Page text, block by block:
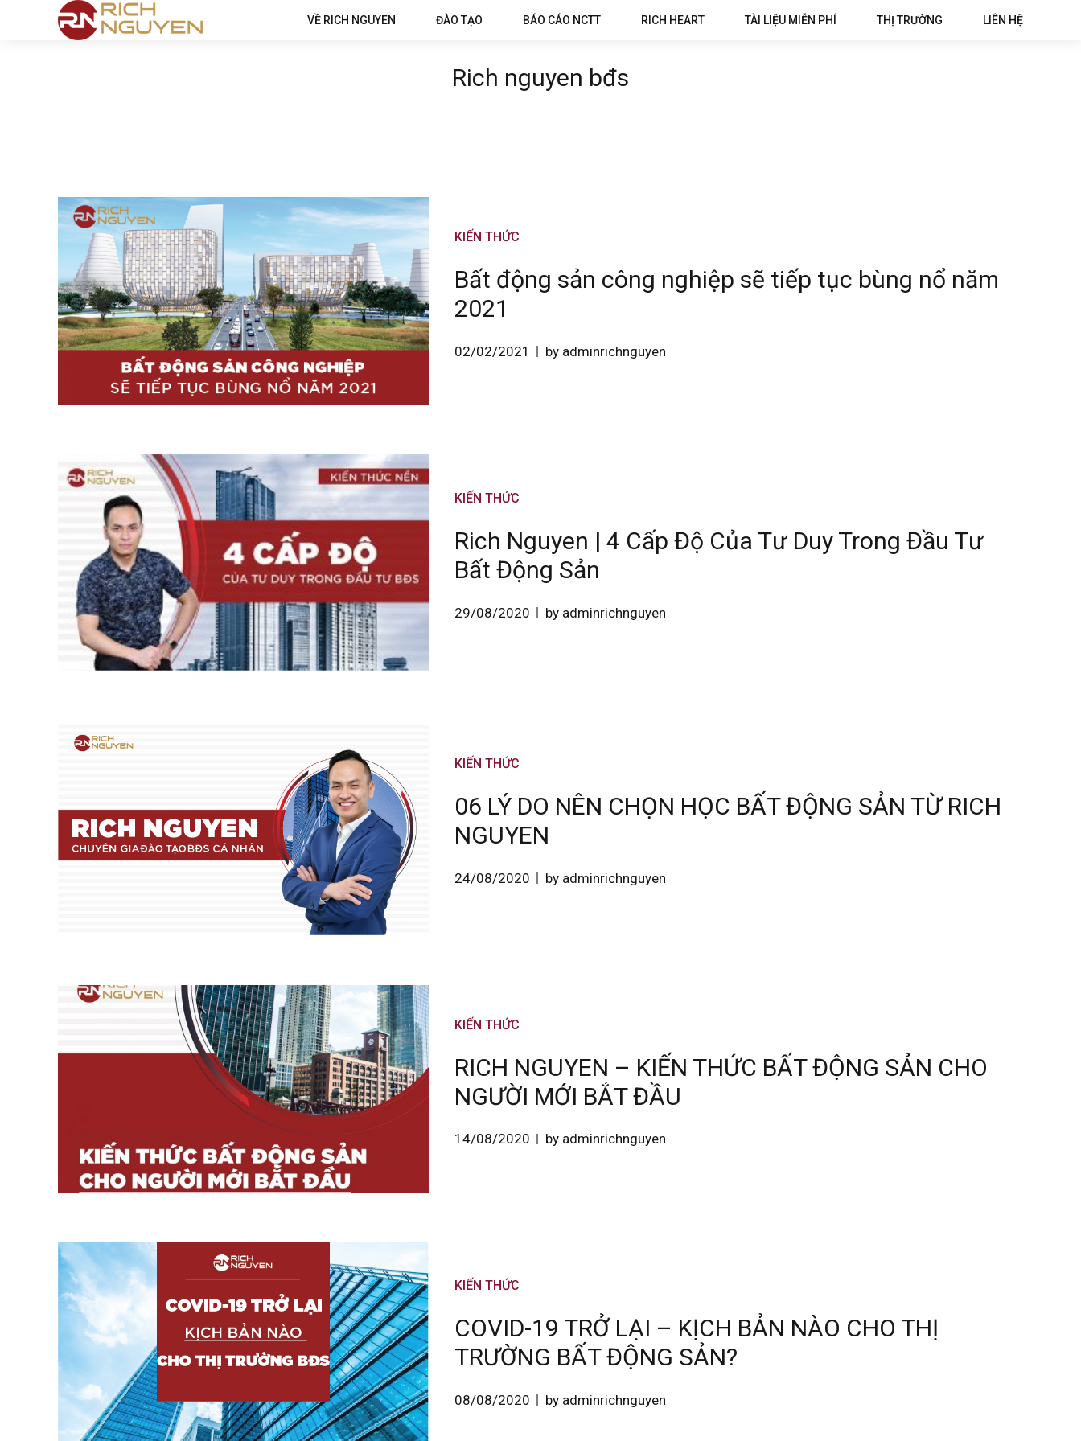
VỀ RICH NGUYEN ĐÀO TẠO BÁO CÁO NCTT RICH HEART TÀI LIỆU MIỄN PHÍ THỊ TRƯỜNG LIÊN HỆ
Rich nguyen bđs
KIẾN THỨC
Bất động sản công nghiệp sẽ tiếp tục bùng nổ năm
2021
02/02/2021 by adminrichnguyen
KIẾN THỨC
Rich Nguyen | 4 Cấp Độ Của Tư Duy Trong Đầu Tư
Bất Động Sản
29/08/2020 by adminrichnguyen
KIẾN THỨC
06 LÝ DO NÊN CHỌN HỌC BẤT ĐỘNG SẢN TỪ RICH
NGUYEN
24/08/2020 by adminrichnguyen
KIẾN THỨC
RICH NGUYEN – KIẾN THỨC BẤT ĐỘNG SẢN CHO
NGƯỜI MỚI BẮT ĐẦU
14/08/2020 by adminrichnguyen
KIẾN THỨC
COVID-19 TRỞ LẠI – KỊCH BẢN NÀO CHO THỊ
TRƯỜNG BẤT ĐỘNG SẢN?
08/08/2020 by adminrichnguyen